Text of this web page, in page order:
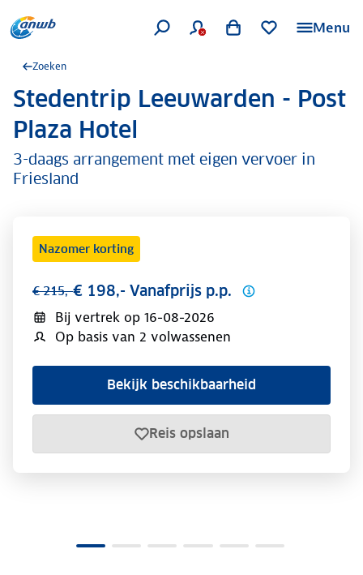
Menu
Zoeken
.Stedentrip Leeuwarden - Post
Plaza Hotel
3-daags arrangement met eigen vervoer in
Friesland
Nazomer korting
€ 215,-€ 198,- Vanafprijs p.p.
Bij vertrek op 16-08-2026
Op basis van 2 volwassenen
Bekijk beschikbaarheid
Reis opslaan